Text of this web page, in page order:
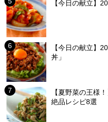
【今日の献立】
【今日の献立】
丼」
【夏野菜の王様
絶品レシピ8選